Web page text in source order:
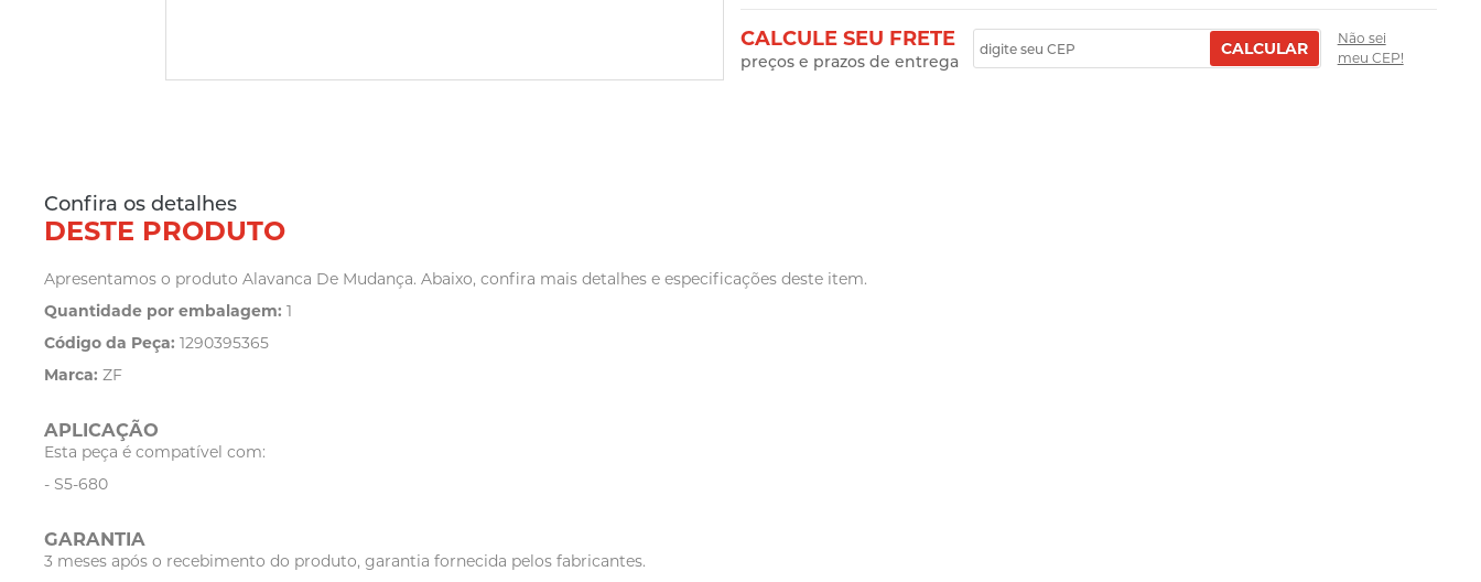
CALCULE SEU FRETE
preços e prazos de entrega
CALCULAR
Não sei
meu CEP!
Confira os detalhes
DESTE PRODUTO
Apresentamos o produto Alavanca De Mudança. Abaixo, confira mais detalhes e especificações deste item.
Quantidade por embalagem: 1
Código da Peça: 1290395365
Marca: ZF
APLICAÇÃO
Esta peça é compatível com:
- S5-680
GARANTIA
3 meses após o recebimento do produto, garantia fornecida pelos fabricantes.